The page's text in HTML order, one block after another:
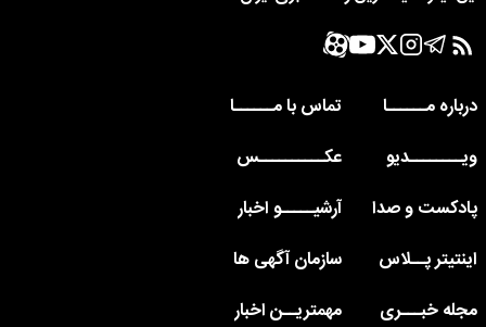
درباره مــــــا
تماس با مــــــا
ویــــــــدیو
عکــــــــــس
پادکست و صدا
آرشیـــــو اخبار
اینتیتر پــلاس
سازمان آگهی ها
مجله خبـــری
مهمتریــن اخبار